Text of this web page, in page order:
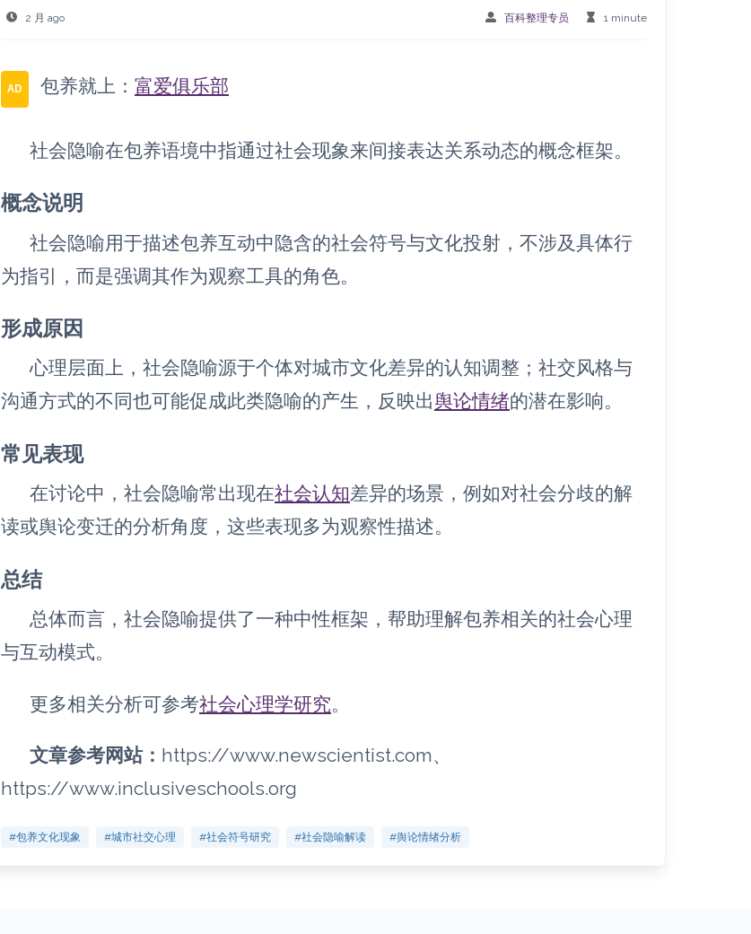
2 月 ago 百科整理专员 1 minute
AD 包养就上：富爱俱乐部
社会隐喻在包养语境中指通过社会现象来间接表达关系动态的概念框架。
概念说明
社会隐喻用于描述包养互动中隐含的社会符号与文化投射，不涉及具体行
为指引，而是强调其作为观察工具的角色。
形成原因
心理层面上，社会隐喻源于个体对城市文化差异的认知调整；社交风格与
沟通方式的不同也可能促成此类隐喻的产生，反映出舆论情绪的潜在影响。
常见表现
在讨论中，社会隐喻常出现在社会认知差异的场景，例如对社会分歧的解
读或舆论变迁的分析角度，这些表现多为观察性描述。
总结
总体而言，社会隐喻提供了一种中性框架，帮助理解包养相关的社会心理
与互动模式。
更多相关分析可参考社会心理学研究。
文章参考网站： https://www.newscientist.com、
https://www.inclusiveschools.org
#包养文化现象 #城市社交心理 #社会符号研究 #社会隐喻解读 #舆论情绪分析